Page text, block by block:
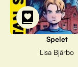
Spelet
Lisa Bjärbo